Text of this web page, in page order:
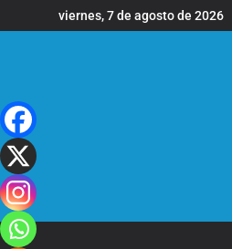
al
viernes, 7 de agosto de 2026